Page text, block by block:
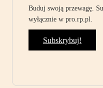
Buduj swoją przewagę.
wyłącznie w pro.rp.pl.
Subskrybuj!